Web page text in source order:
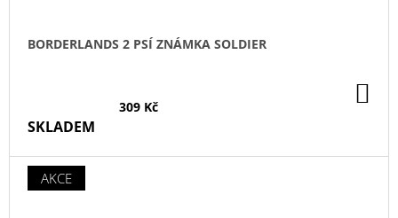
BORDERLANDS 2 PSÍ ZNÁMKA SOLDIER
309 Kč
SKLADEM
AKCE